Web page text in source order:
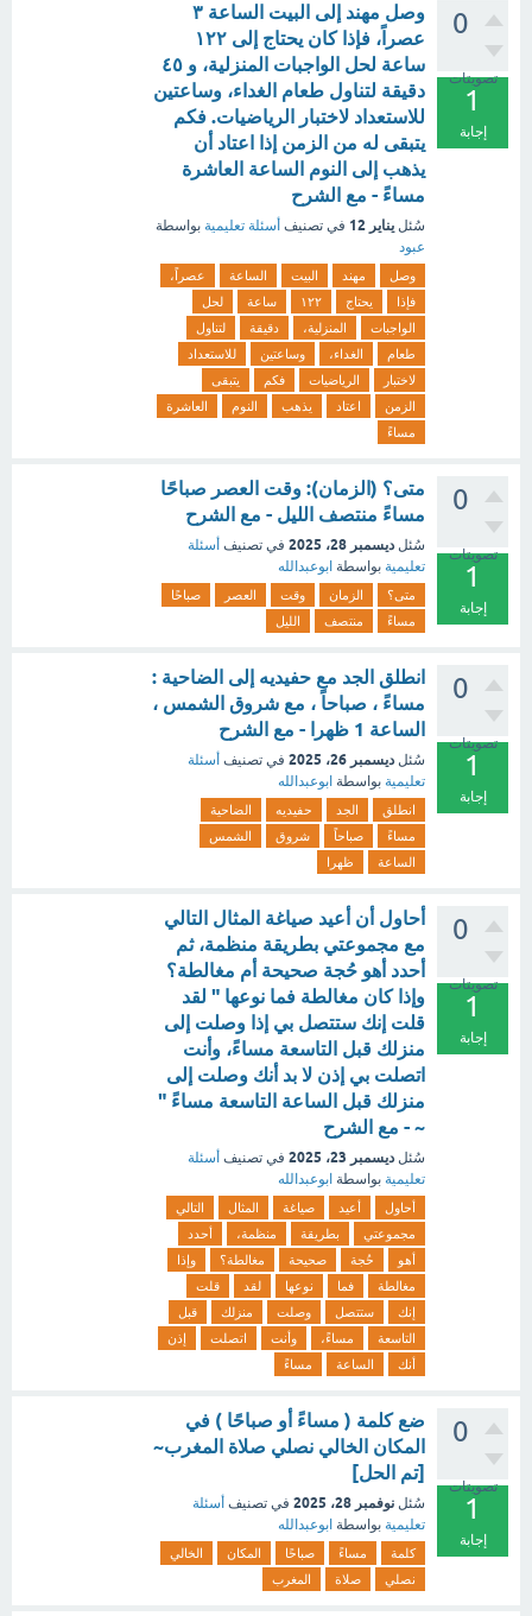
0
تصويتات
1
إجابة
وصل مهند إلى البيت الساعة ٣
عصراً، فإذا كان يحتاج إلى ١٢٢
ساعة لحل الواجبات المنزلية، و ٤٥
دقيقة لتناول طعام الغداء، وساعتين
للاستعداد لاختبار الرياضيات. فكم
يتبقى له من الزمن إذا اعتاد أن
يذهب إلى النوم الساعة العاشرة
مساءً - مع الشرح
سُئل يناير 12 في تصنيف أسئلة تعليمية بواسطة
عبود
وصل مهند البيت الساعة
عصراً،
فإذا
يحتاج ١٢٢ ساعة
لحل
الواجبات
المنزلية، دقيقة
لتناول
طعام
الغداء، وساعتين
للاستعداد
لاختبار
الرياضيات فكم
يتبقى
الزمن
اعتاد يذهب النوم
العاشرة
مساءً
0
تصويتات
1
إجابة
متى؟ (الزمان): وقت العصر صباحًا
مساءً منتصف الليل - مع الشرح
سُئل ديسمبر 28، 2025 في تصنيف أسئلة
تعليمية بواسطة ابوعبدالله
متى؟ الزمان وقت العصر
صباحًا
مساءً
منتصف الليل
0
تصويتات
1
إجابة
انطلق الجد مع حفيديه إلى الضاحية :
مساءً ، صباحاً ، مع شروق الشمس ،
الساعة 1 ظهرا - مع الشرح
سُئل ديسمبر 26، 2025 في تصنيف أسئلة
تعليمية بواسطة ابوعبدالله
انطلق الجد حفيديه
الضاحية
مساءً
صباحاً شروق
الشمس
الساعة
ظهرا
0
تصويتات
1
إجابة
أحاول أن أعيد صياغة المثال التالي
مع مجموعتي بطريقة منظمة، ثم
أحدد أهو حُجة صحيحة أم مغالطة؟
وإذا كان مغالطة فما نوعها " لقد
قلت إنك ستتصل بي إذا وصلت إلى
منزلك قبل التاسعة مساءً، وأنت
اتصلت بي إذن لا بد أنك وصلت إلى
منزلك قبل الساعة التاسعة مساءً "
~ - مع الشرح
سُئل ديسمبر 23، 2025 في تصنيف أسئلة
تعليمية بواسطة ابوعبدالله
أحاول أعيد صياغة المثال
التالي
مجموعتي
بطريقة منظمة،
أحدد
أهو
حُجة صحيحة مغالطة؟
وإذا
مغالطة
فما نوعها لقد
قلت
إنك
ستتصل وصلت منزلك
قبل
التاسعة
مساءً، وأنت اتصلت
إذن
أنك
الساعة مساءً
0
تصويتات
1
إجابة
ضع كلمة ( مساءً أو صباحًا ) في
المكان الخالي نصلي صلاة المغرب~
[تم الحل]
سُئل نوفمبر 28، 2025 في تصنيف أسئلة
تعليمية بواسطة ابوعبدالله
كلمة مساءً صباحًا المكان
الخالي
نصلي
صلاة المغرب